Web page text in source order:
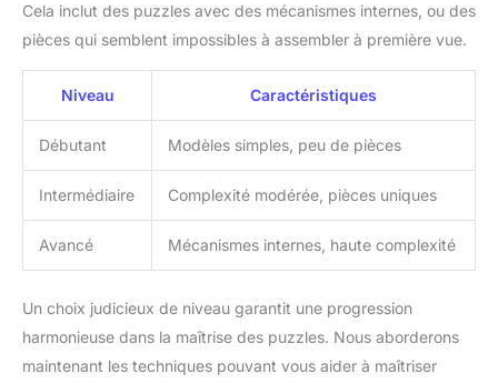
Cela inclut des puzzles avec des mécanismes internes, ou des
pièces qui semblent impossibles à assembler à première vue.
Niveau Caractéristiques
Débutant Modèles simples, peu de pièces
Intermédiaire Complexité modérée, pièces uniques
Avancé Mécanismes internes, haute complexité
Un choix judicieux de niveau garantit une progression
harmonieuse dans la maîtrise des puzzles. Nous aborderons
maintenant les techniques pouvant vous aider à maîtriser